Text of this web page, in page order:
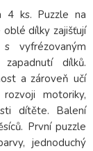
4 ks. Puzzle na
dílky zajišťují
vyfrézovaným
dílků.
a zároveň učí
motoriky,
dítěte. Balení
První puzzle
jednoduchý